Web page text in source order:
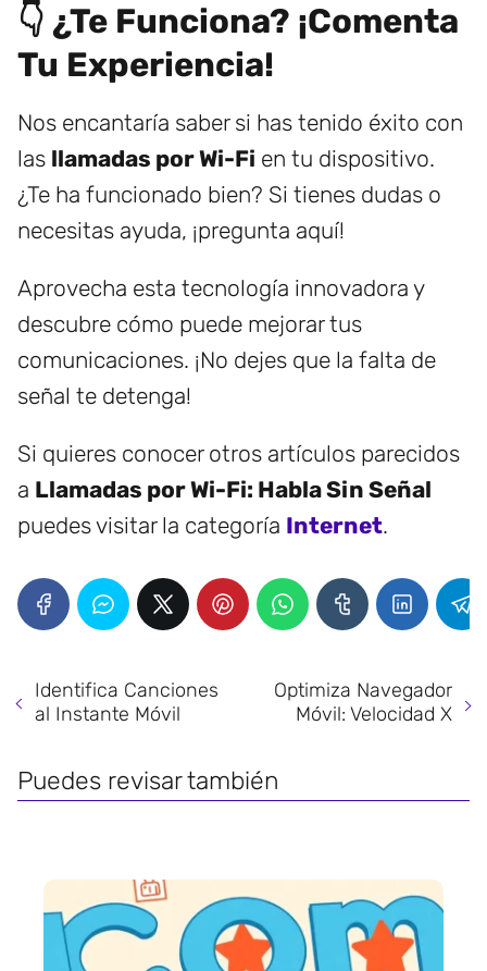
👇 ¿Te Funciona? ¡Comenta
Tu Experiencia!
Nos encantaría saber si has tenido éxito con
las llamadas por Wi-Fi en tu dispositivo.
¿Te ha funcionado bien? Si tienes dudas o
necesitas ayuda, ¡pregunta aquí!
Aprovecha esta tecnología innovadora y
descubre cómo puede mejorar tus
comunicaciones. ¡No dejes que la falta de
señal te detenga!
Si quieres conocer otros artículos parecidos
a Llamadas por Wi-Fi: Habla Sin Señal
puedes visitar la categoría Internet.
Identifica Canciones
al Instante Móvil
Optimiza Navegador
Móvil: Velocidad X
Puedes revisar también